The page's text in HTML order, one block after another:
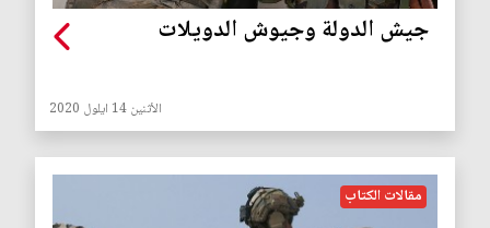
جيش الدولة وجيوش الدويلات
الأثنين 14 ايلول 2020
مقالات الكتاب